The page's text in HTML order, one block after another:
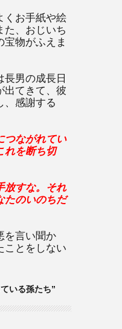
くお手紙や絵
た、おじいち
宝物がふえま
長男の成長日
出てきて、彼
、感謝する
つながれてい
れを断ち切
放すな。それ
たのいのちだ
を言い聞か
ことをしない
いる孫たち”